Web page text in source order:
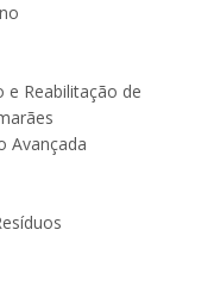
e Reabilitação de
Avançada